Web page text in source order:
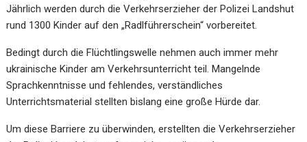
Jährlich werden durch die Verkehrserzieher der Polizei Landshut
rund 1300 Kinder auf den „Radlführerschein“ vorbereitet.
Bedingt durch die Flüchtlingswelle nehmen auch immer mehr
ukrainische Kinder am Verkehrsunterricht teil. Mangelnde
Sprachkenntnisse und fehlendes, verständliches
Unterrichtsmaterial stellten bislang eine große Hürde dar.
Um diese Barriere zu überwinden, erstellten die Verkehrserzieher